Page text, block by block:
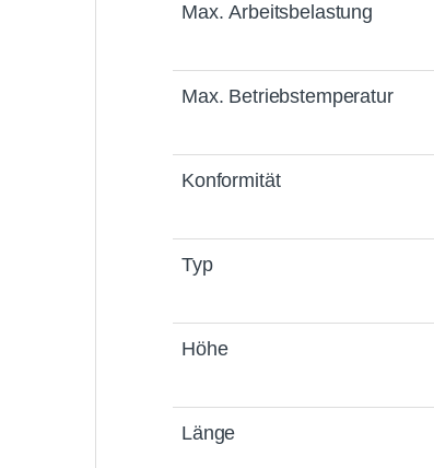
Max.Arbeitsbelastung
Max. Betriebstemperatur
Konformität
Typ
Höhe
Länge